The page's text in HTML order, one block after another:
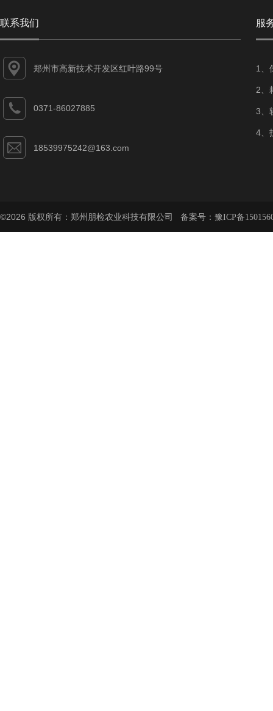
联系我们
郑州市高新技术开发区红叶路99号
0371-86027885
18539975242@163.com
服
1、
2、
3、
4、
©2026 版权所有：郑州朋检农业科技有限公司 备案号： 豫ICP备